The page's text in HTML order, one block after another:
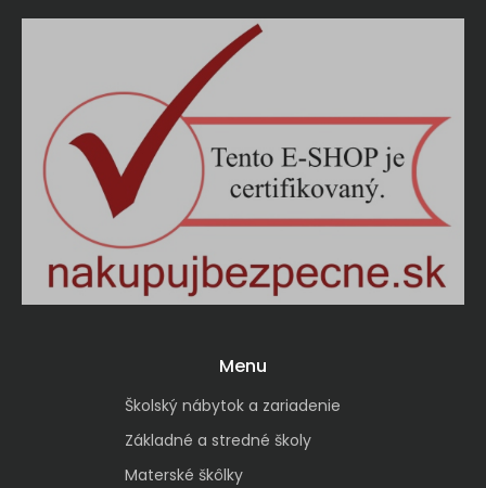
Menu
Školský nábytok a zariadenie
Základné a stredné školy
Materské škôlky